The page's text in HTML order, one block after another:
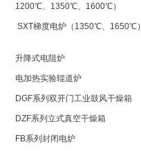
1200℃、1350℃、1600℃）
SXT梯度电炉（1350℃、1650℃）
升降式电阻炉
电加热实验辊道炉
DGF系列双开门工业鼓风干燥箱
DZF系列立式真空干燥箱
FB系列封闭电炉